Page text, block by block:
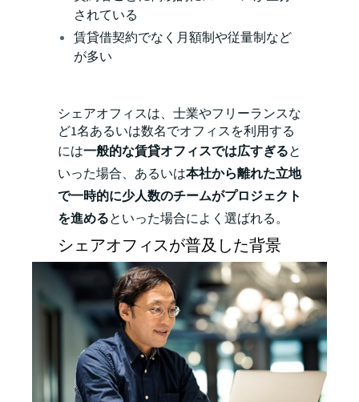
されている
賃貸借契約でなく月額制や従量制など
が多い
シェアオフィスは、士業やフリーランスな
ど1名あるいは数名でオフィスを利用する
には一般的な賃貸オフィスでは広すぎると
いった場合、あるいは本社から離れた立地
で一時的に少人数のチームがプロジェクト
を進めるといった場合によく選ばれる。
シェアオフィスが普及した背景